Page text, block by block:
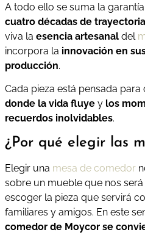
A todo ello se suma la
cuatro décadas de trayectoria
viva la esencia artesanal del
incorpora la innovación en
producción.
Cada pieza está pensada para
donde la vida fluye y los
recuerdos inolvidables.
¿Por qué elegir las
Elegir una mesa de comedor
sobre un mueble que nos
escoger la pieza que servirá
familiares y amigos. En este
comedor de Moycor se